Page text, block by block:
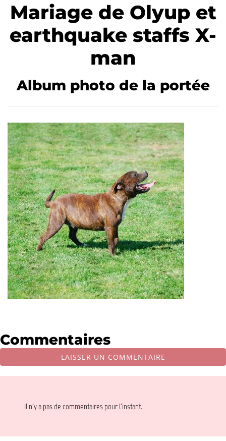
Mariage de Olyup et
earthquake staffs X-
man
Album photo de la portée
Commentaires
LAISSER UN COMMENTAIRE
Il n'y a pas de commentaires pour l'instant.